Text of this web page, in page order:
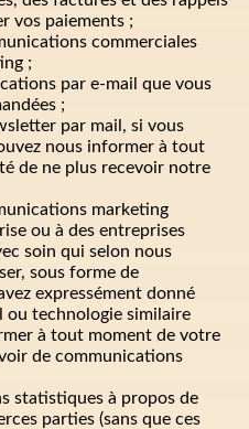
vos paiements ;
commerciales
;
par e-mail que vous
;
par mail, si vous
nous informer à tout
de ne plus recevoir notre
marketing
ou à des entreprises
soin qui selon nous
sous forme de
expressément donné
ou technologie similaire
à tout moment de votre
de communications
statistiques à propos de
parties (sans que ces